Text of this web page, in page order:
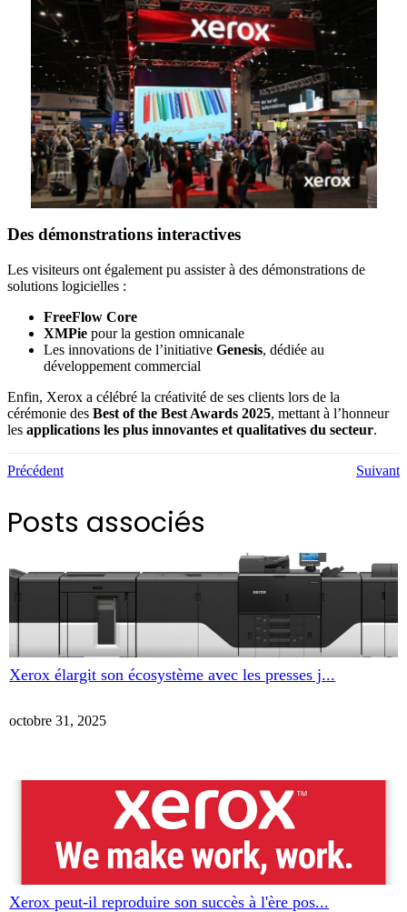
Des démonstrations interactives
Les visiteurs ont également pu assister à des démonstrations de
solutions logicielles :
FreeFlow Core
XMPie pour la gestion omnicanale
Les innovations de l’initiative Genesis, dédiée au
développement commercial
Enfin, Xerox a célébré la créativité de ses clients lors de la
cérémonie des Best of the Best Awards 2025, mettant à l’honneur
les applications les plus innovantes et qualitatives du secteur.
Précédent Suivant
Posts associés
Xerox élargit son écosystème avec les presses j...
octobre 31, 2025
Xerox peut-il reproduire son succès à l'ère pos...